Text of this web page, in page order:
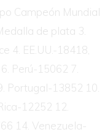
Campeón Mundial
de plata 3.
4. EE.UU.-18418,
Perú-15062 7.
Portugal-13852 10.
12252 12.
14. Venezuela-